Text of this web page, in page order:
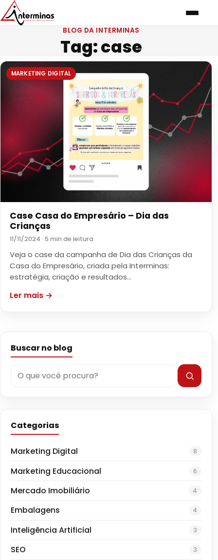
BLOG DA INTERMINAS
Tag:case
MARKETING DIGITAL
Case Casa do Empresário – Dia das
Crianças
11/11/2024 · 5 min de leitura
Veja o case da campanha de Dia das Crianças da
Casa do Empresário, criada pela Interminas:
estratégia, criação e resultados…
Ler mais →
Buscar no blog
Categorias
Marketing Digital 8
Marketing Educacional 6
Mercado Imobiliário 4
Embalagens 4
Inteligência Artificial 3
SEO 3